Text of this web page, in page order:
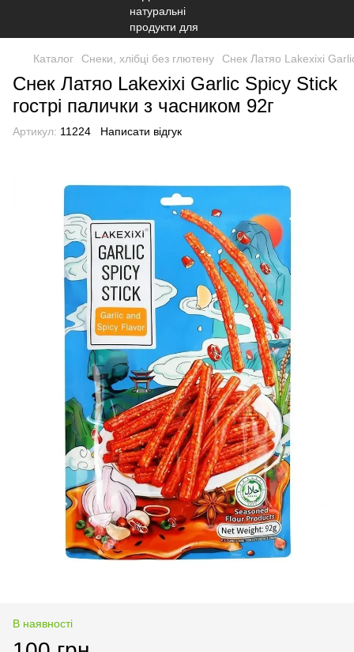
Каталог Снеки, хлібці без глютену Снек Латяо Lakexixi
Снек Латяо Lakexixi Garlic Spicy Stick
гострі палички з часником 92г
Артикул: 11224 Написати відгук
В наявності